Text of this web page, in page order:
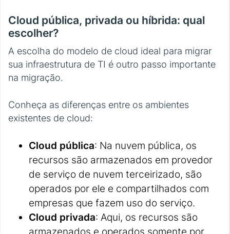
Cloud pública, privada ou híbrida: qual
escolher?
A escolha do modelo de cloud ideal para migrar
sua infraestrutura de TI é outro passo importante
na migração.
Conheça as diferenças entre os ambientes
existentes de cloud:
Cloud pública: Na nuvem pública, os
recursos são armazenados em provedor
de serviço de nuvem terceirizado, são
operados por ele e compartilhados com
empresas que fazem uso do serviço.
Cloud privada: Aqui, os recursos são
armazenados e operados somente por